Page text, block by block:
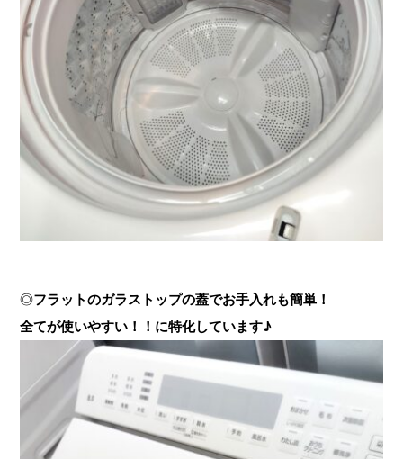
◎フラットのガラストップの蓋でお手入れも簡単！
全てが使いやすい！！に特化しています♪